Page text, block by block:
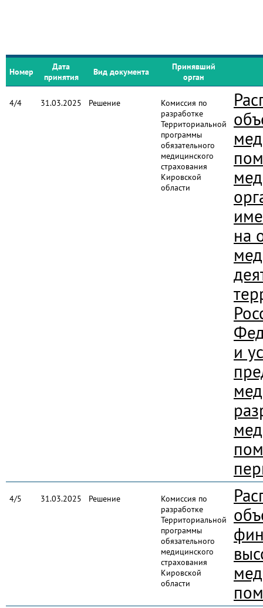
Номер
Дата
принятия
Вид документа
Принявший
орган
4/4 31.03.2025 Решение
Комиссия по
разработке
Территориальной
программы
обязательного
медицинского
страхования
Кировской
области
на
и
4/5 31.03.2025 Решение
Комиссия по
разработке
Территориальной
программы
обязательного
медицинского
страхования
Кировской
области